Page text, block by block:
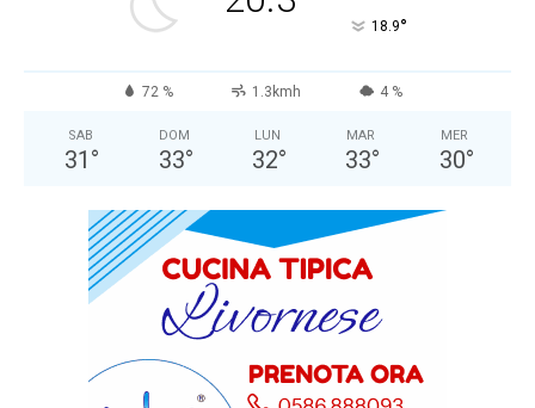
18.9°
72 % 1.3kmh 4 %
SAB
31 °
DOM
33°
LUN
32°
MAR
33°
MER
30°